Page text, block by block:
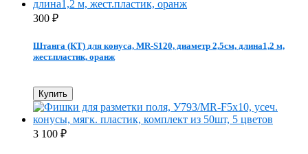
300 ₽
Штанга (КТ) для конуса, MR-S120, диаметр 2,5см, длина1,2 м,
жест.пластик, оранж
Купить
3 100 ₽